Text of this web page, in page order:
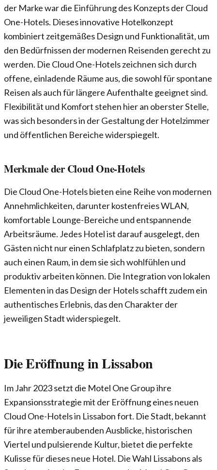
der Marke war die Einführung des Konzepts der Cloud
One-Hotels. Dieses innovative Hotelkonzept
kombiniert zeitgemäßes Design und Funktionalität, um
den Bedürfnissen der modernen Reisenden gerecht zu
werden. Die Cloud One-Hotels zeichnen sich durch
offene, einladende Räume aus, die sowohl für spontane
Reisen als auch für längere Aufenthalte geeignet sind.
Flexibilität und Komfort stehen hier an oberster Stelle,
was sich besonders in der Gestaltung der Hotelzimmer
und öffentlichen Bereiche widerspiegelt.
Merkmale der Cloud One-Hotels
Die Cloud One-Hotels bieten eine Reihe von modernen
Annehmlichkeiten, darunter kostenfreies WLAN,
komfortable Lounge-Bereiche und entspannende
Arbeitsräume. Jedes Hotel ist darauf ausgelegt, den
Gästen nicht nur einen Schlafplatz zu bieten, sondern
auch einen Raum, in dem sie sich wohlfühlen und
produktiv arbeiten können. Die Integration von lokalen
Elementen in das Design der Hotels schafft zudem ein
authentisches Erlebnis, das den Charakter der
jeweiligen Stadt widerspiegelt.
Die Eröffnung in Lissabon
Im Jahr 2023 setzt die Motel One Group ihre
Expansionsstrategie mit der Eröffnung eines neuen
Cloud One-Hotels in Lissabon fort. Die Stadt, bekannt
für ihre atemberaubenden Ausblicke, historischen
Viertel und pulsierende Kultur, bietet die perfekte
Kulisse für dieses neue Hotel. Die Wahl Lissabons als